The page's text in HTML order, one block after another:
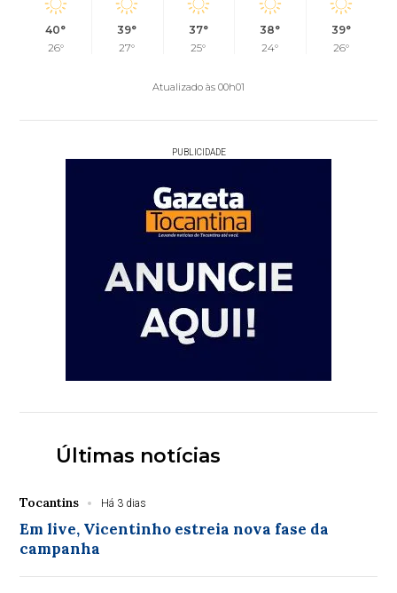
40°
26°
39°
27°
37°
25°
38°
24°
39°
26°
Atualizado às 00h01
PUBLICIDADE
Últimas notícias
Tocantins Há 3 dias
Em live, Vicentinho estreia nova fase da
campanha